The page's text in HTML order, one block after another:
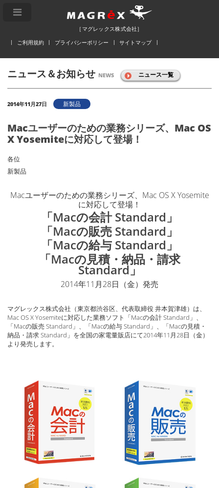
［マグレックス株式会社］
ご利用規約
プライバシーポリシー サイトマップ
ニュース＆お知らせ NEWS ニュース一覧
2014年11月27日 新製品
Macユーザーのための業務シリーズ、Mac OS
X Yosemiteに対応して登場！
各位
新製品
Macユーザーのための業務シリーズ、Mac OS X Yosemite
に対応して登場！
「Macの会計 Standard」
「Macの販売 Standard」
「Macの給与 Standard」
「Macの見積・納品・請求
Standard」
2014年11月28日（金）発売
マグレックス株式会社（東京都渋谷区、代表取締役 井本賀津雄）は、
Mac OS X Yosemiteに対応した業務ソフト「Macの会計 Standard」、
「Macの販売 Standard」、「Macの給与 Standard」、「Macの見積・
納品・請求 Standard」を全国の家電量販店にて2014年11月28日（金）
より発売します。